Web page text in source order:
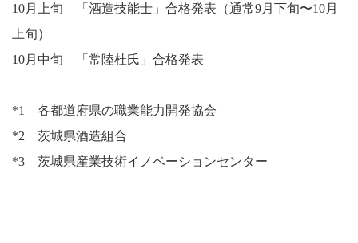
10月上旬 「酒造技能士」合格発表（通常9月下旬〜10月
上旬）
10月中旬 「常陸杜氏」合格発表
*1 各都道府県の職業能力開発協会
*2 茨城県酒造組合
*3 茨城県産業技術イノベーションセンター